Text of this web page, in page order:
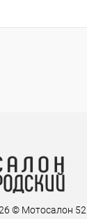
© Мотосалон 52